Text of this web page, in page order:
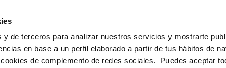
y de terceros para analizar nuestros servicios y mostrarte
en base a un perfil elaborado a partir de tus hábitos de
de complemento de redes sociales. Puedes aceptar
Tu Servicio Tu Agua Conócenos